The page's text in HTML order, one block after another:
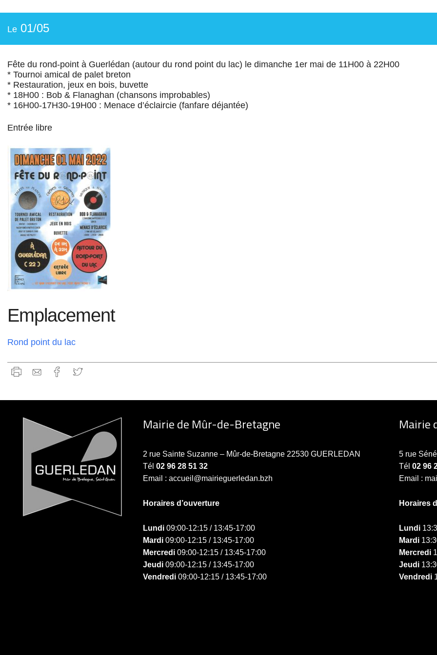
Le 01/05
Fête du rond-point à Guerlédan (autour du rond point du lac) le dimanche 1er mai de 11H00 à 22H00
* Tournoi amical de palet breton
* Restauration, jeux en bois, buvette
* 18H00 : Bob & Flanaghan (chansons improbables)
* 16H00-17H30-19H00 : Menace d’éclaircie (fanfare déjantée)
Entrée libre
Emplacement
Rond point du lac
Mairie de Mûr-de-Bretagne
2 rue Sainte Suzanne – Mûr-de-Bretagne 22530 GUERLEDAN
Tél 02 96 28 51 32
Email : accueil@mairieguerledan.bzh
Horaires d’ouverture
Lundi09:00-12:15 / 13:45-17:00
Mardi09:00-12:15 / 13:45-17:00
Mercredi09:00-12:15 / 13:45-17:00
Jeudi09:00-12:15 / 13:45-17:00
Vendredi09:00-12:15 / 13:45-17:00
Mairie
5 rue
Tél02 96
Email :
Horaires
Lundi
Mardi
Mercredi
Jeudi
Vendredi